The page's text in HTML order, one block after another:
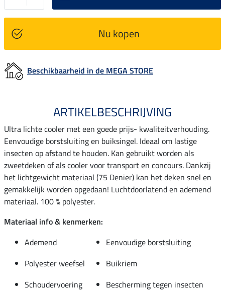
Nu kopen
Beschikbaarheid in de MEGA STORE
ARTIKELBESCHRIJVING
Ultra lichte cooler met een goede prijs- kwaliteitverhouding.
Eenvoudige borstsluiting en buiksingel. Ideaal om lastige
insecten op afstand te houden. Kan gebruikt worden als
zweetdeken of als cooler voor transport en concours. Dankzij
het lichtgewicht materiaal (75 Denier) kan het deken snel en
gemakkelijk worden opgedaan! Luchtdoorlatend en ademend
materiaal. 100 % polyester.
Materiaal info & kenmerken:
Ademend
Eenvoudige borstsluiting
Polyester weefsel
Buikriem
Schoudervoering
Bescherming tegen insecten